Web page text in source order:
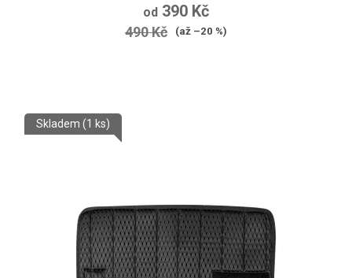
od 390 Kč
490 Kč (až –20 %)
Skladem (1 ks)